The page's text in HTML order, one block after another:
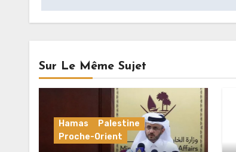
Sur Le Même Sujet
Hamas
Palestine
Proche-Orient